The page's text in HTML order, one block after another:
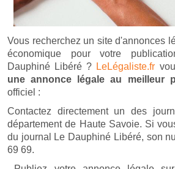
Vous recherchez un site d'annonces
économique pour votre
Dauphiné Libéré ? LeLégaliste.fr
une annonce légale au meilleur
officiel :
Contactez directement un des
département de Haute Savoie. Si
du journal Le Dauphiné Libéré, son
69 69.